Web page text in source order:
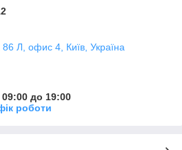
Л, офис 4, Київ, Україна
до 19:00
роботи